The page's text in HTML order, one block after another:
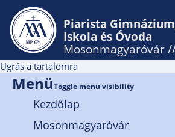
Piarista
Iskola és Óvoda
Mosonmagyaróvár
Ugrás a tartalomra
MenüToggle menu visibility
Kezdőlap
Mosonmagyaróvár